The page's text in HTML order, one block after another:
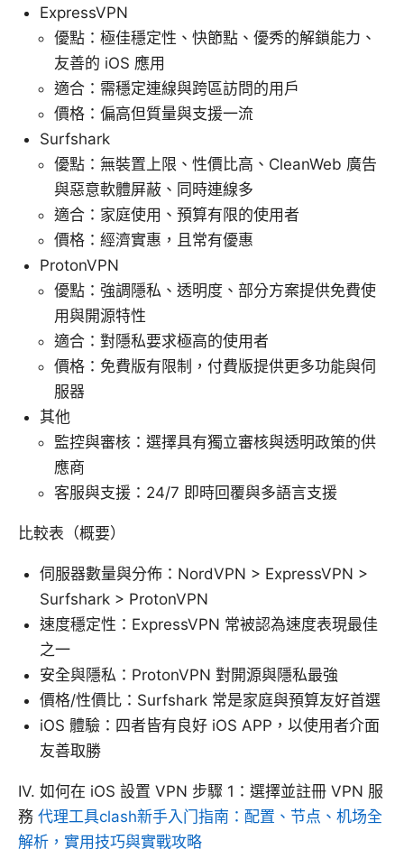
ExpressVPN
優點：極佳穩定性、快節點、優秀的解鎖能力、
友善的 iOS 應用
適合：需穩定連線與跨區訪問的用戶
價格：偏高但質量與支援一流
Surfshark
優點：無裝置上限、性價比高、CleanWeb 廣告
與惡意軟體屏蔽、同時連線多
適合：家庭使用、預算有限的使用者
價格：經濟實惠，且常有優惠
ProtonVPN
優點：強調隱私、透明度、部分方案提供免費使
用與開源特性
適合：對隱私要求極高的使用者
價格：免費版有限制，付費版提供更多功能與伺
服器
其他
監控與審核：選擇具有獨立審核與透明政策的供
應商
客服與支援：24/7 即時回覆與多語言支援
比較表（概要）
伺服器數量與分佈：NordVPN > ExpressVPN >
Surfshark > ProtonVPN
速度穩定性：ExpressVPN 常被認為速度表現最佳
之一
安全與隱私：ProtonVPN 對開源與隱私最強
價格/性價比：Surfshark 常是家庭與預算友好首選
iOS 體驗：四者皆有良好 iOS APP，以使用者介面
友善取勝
IV. 如何在 iOS 設置 VPN 步驟 1：選擇並註冊 VPN 服
務 代理工具clash新手入门指南：配置、节点、机场全
解析，實用技巧與實戰攻略